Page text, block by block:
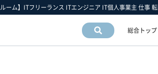
ーム】ITフリーランス ITエンジニア IT個人事業主 仕事
総合トップ